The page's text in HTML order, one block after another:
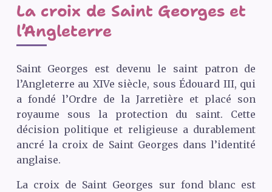
La croix de Saint Georges et
l’Angleterre
Saint Georges est devenu le saint patron de
l’Angleterre au XIVe siècle, sous Édouard III, qui
a fondé l’Ordre de la Jarretière et placé son
royaume sous la protection du saint. Cette
décision politique et religieuse a durablement
ancré la croix de Saint Georges dans l’identité
anglaise.
La croix de Saint Georges sur fond blanc est